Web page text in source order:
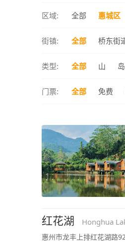
区域: 全部 惠城区
街镇: 全部 桥东街
类型: 全部 山
门票: 全部 免费
红花湖 Honghua
惠州市龙丰上排红花湖路